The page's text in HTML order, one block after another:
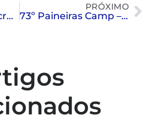
Show do Nado Sincronizado – 2017
PRÓXIMO
73º Paineiras Camp – 2ª Temporada